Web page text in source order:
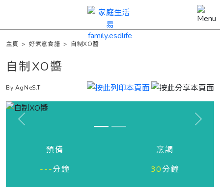
主頁 >好煮意食譜 > 自制XO醬
自制XO醬
By AgNeS.T
Previous Next
預備
---分鐘
烹調
30分鐘